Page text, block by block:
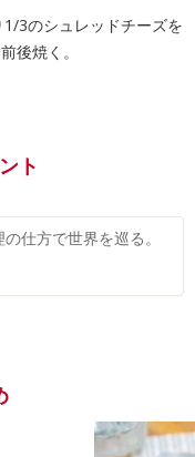
3のシュレッドチーズを
後焼く。
ト
仕方で世界を巡る。